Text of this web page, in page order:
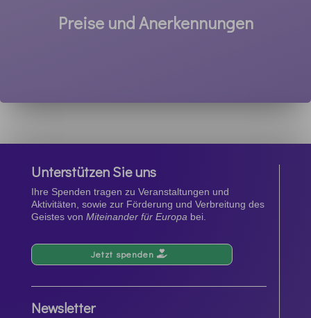
Preise und Anerkennungen
Unterstützen Sie uns
Ihre Spenden tragen zu Veranstaltungen und
Aktivitäten, sowie zur Förderung und Verbreitung des
Geistes von Miteinander für Europa bei.
Jetzt spenden
Newsletter